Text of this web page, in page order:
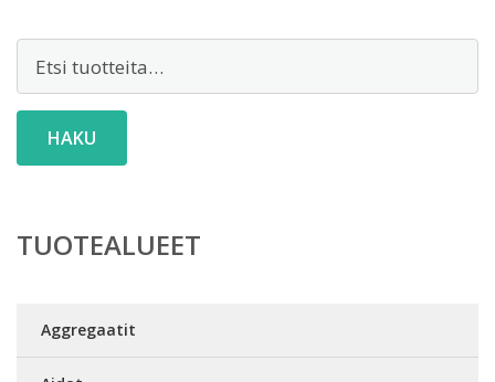
HAKU
TUOTEALUEET
Aggregaatit